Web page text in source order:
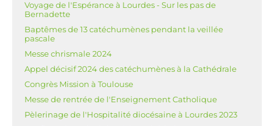
Voyage de l'Espérance à Lourdes - Sur les pas de
Bernadette
Baptêmes de 13 catéchumènes pendant la veillée
pascale
Messe chrismale 2024
Appel décisif 2024 des catéchumènes à la Cathédrale
Congrès Mission à Toulouse
Messe de rentrée de l'Enseignement Catholique
Pèlerinage de l'Hospitalité diocésaine à Lourdes 2023